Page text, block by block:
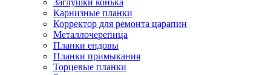
Заглушки конька
Карнизные планки
Корректор для ремонта царапин
Металлочерепица
Планки ендовы
Планки примыкания
Торцевые планки